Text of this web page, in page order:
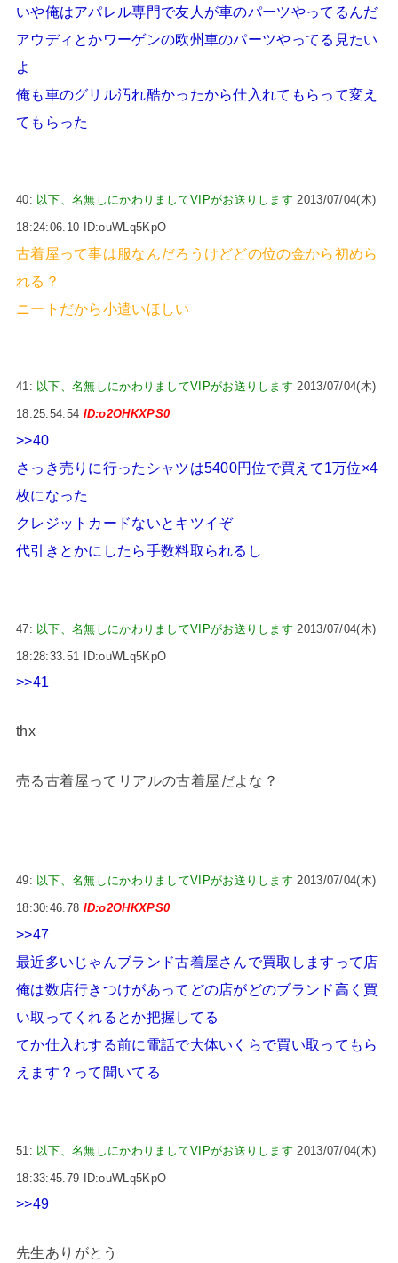
いや俺はアパレル専門で友人が車のパーツやってるんだ
アウディとかワーゲンの欧州車のパーツやってる見たい
よ
俺も車のグリル汚れ酷かったから仕入れてもらって変え
てもらった
40: 以下、名無しにかわりましてVIPがお送りします 2013/07/04(木)
18:24:06.10 ID:ouWLq5KpO
古着屋って事は服なんだろうけどどの位の金から初めら
れる？
ニートだから小遣いほしい
41: 以下、名無しにかわりましてVIPがお送りします 2013/07/04(木)
18:25:54.54 ID:o2OHKXPS0
>>40
さっき売りに行ったシャツは5400円位で買えて1万位×4
枚になった
クレジットカードないとキツイぞ
代引きとかにしたら手数料取られるし
47: 以下、名無しにかわりましてVIPがお送りします 2013/07/04(木)
18:28:33.51 ID:ouWLq5KpO
>>41
thx
売る古着屋ってリアルの古着屋だよな？
49: 以下、名無しにかわりましてVIPがお送りします 2013/07/04(木)
18:30:46.78 ID:o2OHKXPS0
>>47
最近多いじゃんブランド古着屋さんで買取しますって店
俺は数店行きつけがあってどの店がどのブランド高く買
い取ってくれるとか把握してる
てか仕入れする前に電話で大体いくらで買い取ってもら
えます？って聞いてる
51: 以下、名無しにかわりましてVIPがお送りします 2013/07/04(木)
18:33:45.79 ID:ouWLq5KpO
>>49
先生ありがとう